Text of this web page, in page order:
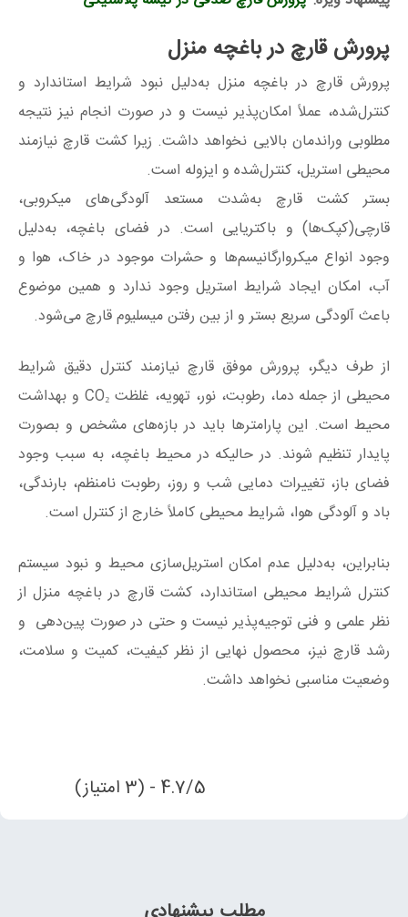
پرورش قارچ در باغچه منزل
پرورش قارچ در باغچه منزل به‌دلیل نبود شرایط استاندارد و
کنترل‌شده، عملاً امکان‌پذیر نیست و در صورت انجام نیز نتیجه
مطلوبی وراندمان بالایی نخواهد داشت. زیرا کشت قارچ نیازمند
محیطی استریل، کنترل‌شده و ایزوله است.
بستر کشت قارچ به‌شدت مستعد آلودگی‌های میکروبی،
قارچی(کپک‌ها) و باکتریایی است. در فضای باغچه، به‌دلیل
وجود انواع میکروارگانیسم‌ها و حشرات موجود در خاک، هوا و
آب، امکان ایجاد شرایط استریل وجود ندارد و همین موضوع
باعث آلودگی سریع بستر و از بین رفتن میسلیوم قارچ می‌شود.
از طرف دیگر، پرورش موفق قارچ نیازمند کنترل دقیق شرایط
محیطی از جمله دما، رطوبت، نور، تهویه، غلظت CO₂ و بهداشت
محیط است. این پارامترها باید در بازه‌های مشخص و بصورت
پایدار تنظیم شوند. در حالیکه در محیط باغچه، به سبب وجود
فضای باز، تغییرات دمایی شب و روز، رطوبت نامنظم، بارندگی،
باد و آلودگی‌ هوا، شرایط محیطی کاملاً خارج از کنترل است.
بنابراین، به‌دلیل عدم امکان استریل‌سازی محیط و نبود سیستم
کنترل شرایط محیطی استاندارد، کشت قارچ در باغچه منزل از
نظر علمی و فنی توجیه‌پذیر نیست و حتی در صورت پین‌دهی و
رشد قارچ نیز، محصول نهایی از نظر کیفیت، کمیت و سلامت،
وضعیت مناسبی نخواهد داشت.
4.7/5 - (3 امتیاز)